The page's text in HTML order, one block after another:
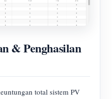
& Penghasilan
total sistem PV